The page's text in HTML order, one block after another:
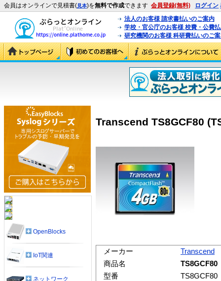
会員はオンラインで見積書(見本)を無料で作成できます 会員登録(無料) ログイン
法人のお客様 請求書払いのご案内
学校・官公庁のお客様 校費・公費
研究機関のお客様 科研費払いのご
Transcend TS8GCF80
メーカー
Transcend
商品名
TS8GCF80
型番
TS8GCF80
OpenBlocks
IoT関連
ネットワーク